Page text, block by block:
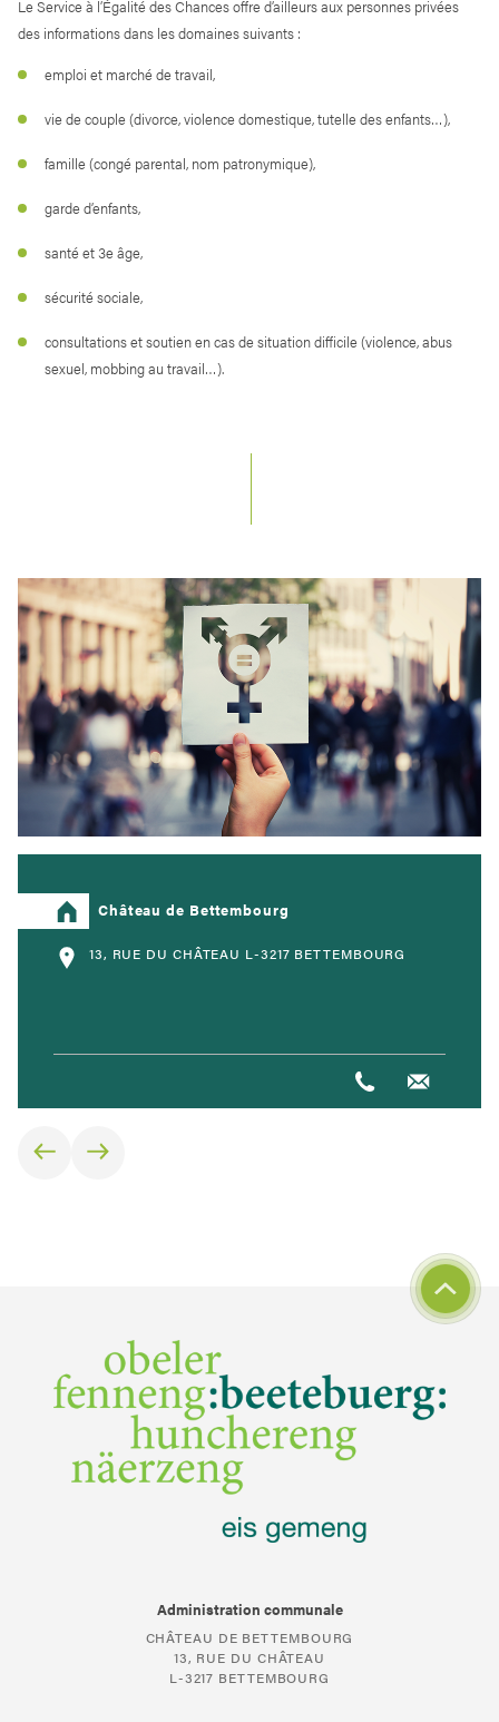
Le Service à l’Égalité des Chances offre d’ailleurs aux personnes privées
des informations dans les domaines suivants :
emploi et marché de travail,
vie de couple (divorce, violence domestique, tutelle des enfants…),
famille (congé parental, nom patronymique),
garde d’enfants,
santé et 3e âge,
sécurité sociale,
consultations et soutien en cas de situation difficile (violence, abus
sexuel, mobbing au travail…).
Château de Bettembourg
13, RUE DU CHÂTEAU L-3217 BETTEMBOURG
Administration communale
CHÂTEAU DE BETTEMBOURG
13, RUE DU CHÂTEAU
L-3217 BETTEMBOURG